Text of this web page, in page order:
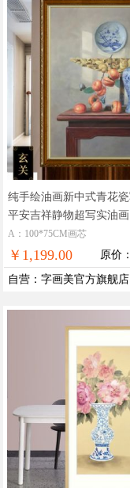
纯手绘油画新中式青花
平安吉祥静物超写实油画
室新中式油画
A：100*75CM画芯
￥1,199.00 原价
自营 ： 字画美官方旗舰店